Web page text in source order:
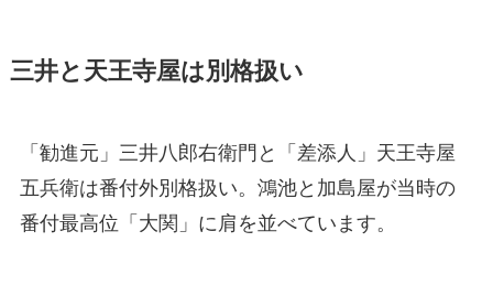
三井と天王寺屋は別格扱い
「勧進元」三井八郎右衛門と「差添人」天王寺屋
五兵衛は番付外別格扱い。鴻池と加島屋が当時の
番付最高位「大関」に肩を並べています。